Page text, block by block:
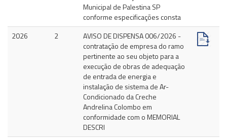
Municipal de Palestina SP
conforme especificações consta
2026
2
AVISO DE DISPENSA 006/2026 -
contratação de empresa do ramo
pertinente ao seu objeto para a
execução de obras de adequação
de entrada de energia e
instalação de sistema de Ar-
Condicionado da Creche
Andrelina Colombo em
conformidade com o MEMORIAL
DESCRI